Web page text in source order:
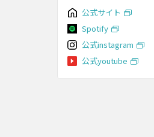
公式サイト
Spotify
公式instagram
公式youtube